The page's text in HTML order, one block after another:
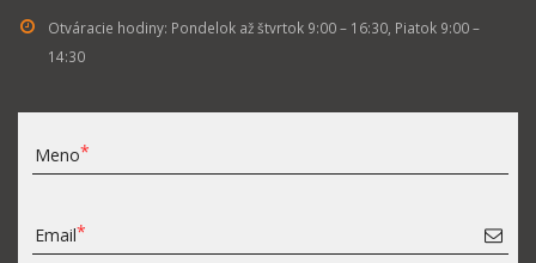
Otváracie hodiny: Pondelok až štvrtok 9:00 – 16:30, Piatok 9:00 –
14:30
Meno
Email